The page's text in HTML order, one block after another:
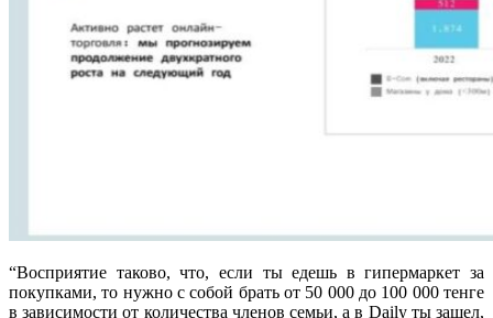
“Восприятие таково, что, если ты едешь в гипермаркет за
покупками, то нужно с собой брать от 50 000 до 100 000 тенге
в зависимости от количества членов семьи, а в Daily ты зашел,